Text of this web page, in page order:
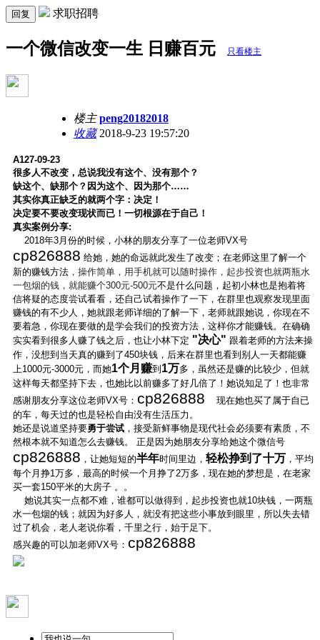
回复 求职招聘
一个微信改变一生 日赚百元 只看楼主
楼主 peng20182018
收藏2018-9-23 19:57:20
A127-09-23
很多人不改变，总说我没有这个、没有那个？
缺这个、缺那个？因为这个、因为那个……
其实你真正缺乏的就两个字：决定！
决定要不要改变现状而已！一切根源在于自己！
真实案例分享:
2018年3月份的时候，小林的朋友分享了一位老师VX号
cp826888 给她，她的命远就此发生了改变；在老师这里了解一个
新的赚钱方法 ，操作简单，用手机就可以随时操作， 起步投资也就两瓶水
一包烟的钱 ， 就能赚个300元-500元不是什么问题，起初小林也是抱着将
信将疑的态度尝试看看，还自己试着操作了一下，在群里也观察发现里面
赚钱的有不少人，她就跟老师详细的了解一下，老师就跟她说，你现在不
要着急，你现在要做的是学会我们的投资方法，这样你才能赚钱。在确确
实实看到很多人赚了钱之后，也让小林下定 "决心" 跟着老师的方法来操
作，没想到当天真的赚到了450块钱，后来在群里也看到别人一天都能赚
上1000元-3000元，而她1个月赚到 1万多，虽然还是赚的比较少，但就
这样每天都坚持下去，也她比以前赚多了好几倍了！她说知足了！也非常
感谢朋友分享这位老师VX号： cp826888
现在她也买了属于自已
的车，每天过的也是轻松自由没有生活压力。
她还是说道坚持要勇于尝试 ，接受新鲜事物是现代社会必须要有素质，不
然根本就不知道怎么去赚钱。 正是因为她朋友分享给她这个微信号
cp826888 ，让她短短的半年时间里边， 轻松挣到了十万 ，平均
每个月挣1万多，最高的时候一个月挣了2万多，现在她的梦想是，在老家
买一套150平米的大房子 。。
她说其实一点都不难，谁都可以做得到，起步投资也就10块钱，一两瓶
水一包烟的钱；就因为好多人，就没有把这些小事放到眼里，所以失去错
过了机会，老人老说你看，千里之行，始于足下。
感兴趣的可以加老师VX号： cp826888